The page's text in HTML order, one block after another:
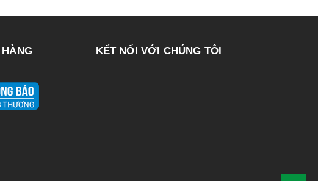
KẾT NỐI VỚI CHÚNG TÔI